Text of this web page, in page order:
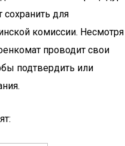
сохранить для
комиссии. Несмотря
проводит свои
подтвердить или